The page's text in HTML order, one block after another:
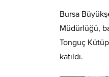
Bursa
Müdürlüğü,
Tonguç
katıldı.